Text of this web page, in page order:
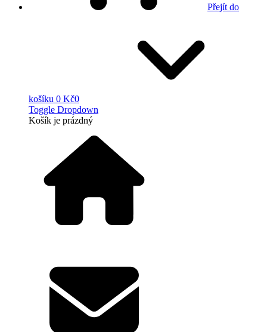
Přejít do
košíku 0 Kč0
Toggle Dropdown
Košík je prázdný